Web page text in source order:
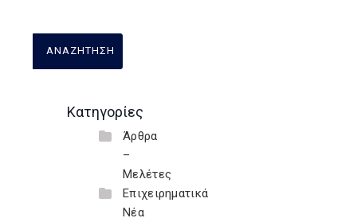
Κατηγορίες
Άρθρα
–
Μελέτες
Επιχειρηματικά
Νέα